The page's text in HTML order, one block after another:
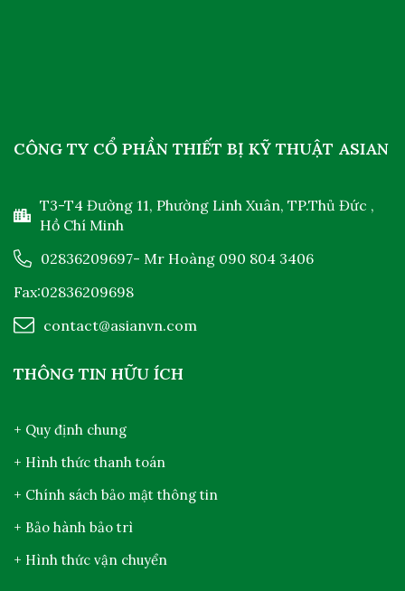
CÔNG TY CỔ PHẦN THIẾT BỊ KỸ THUẬT ASIAN
T3-T4 Đường 11, Phường Linh Xuân, TP.Thủ Đức ,
Hồ Chí Minh
02836209697- Mr Hoàng 090 804 3406
Fax:02836209698
contact@asianvn.com
THÔNG TIN HỮU ÍCH
+ Quy định chung
+ Hình thức thanh toán
+ Chính sách bảo mật thông tin
+ Bảo hành bảo trì
+ Hình thức vận chuyển